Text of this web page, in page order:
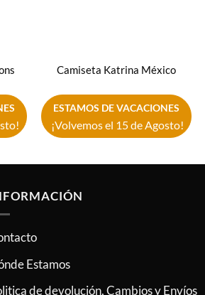
Camiseta Katrina México
ESTAMOS DE VACACIONES
¡Volvemos el 15 de Agosto!
Estamos
de devolución, Cambios y Envíos